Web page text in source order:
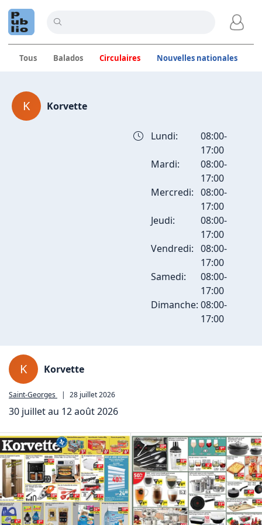
Tous Balados Circulaires Nouvelles nationales
Publications de Korvette
K Korvette
Lundi:
08:00-
17:00
Mardi:
08:00-
17:00
Mercredi: 08:00-
17:00
Jeudi:
08:00-
17:00
Vendredi: 08:00-
17:00
Samedi:
08:00-
17:00
Dimanche: 08:00-
17:00
K Korvette
Saint-Georges | 28 juillet 2026
30 juillet au 12 août 2026